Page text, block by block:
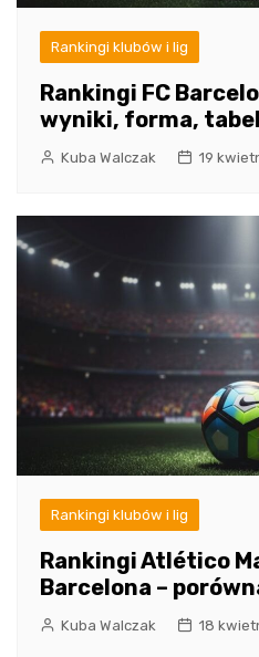
Rankingi klubów i lig
Rankingi FC
wyniki, forma,
Kuba Walczak 19
Rankingi klubów i lig
Rankingi Atlético
Barcelona –
Kuba Walczak 18